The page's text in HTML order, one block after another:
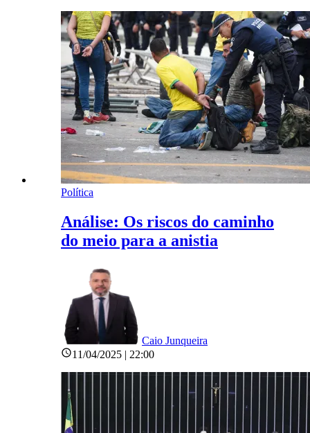
Política
Análise: Os riscos do caminho
do meio para a anistia
Caio Junqueira
11/04/2025 | 22:00